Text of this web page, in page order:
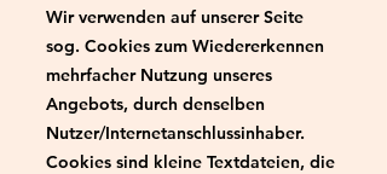
Wir verwenden auf unserer Seite
sog. Cookies zum Wiedererkennen
mehrfacher Nutzung unseres
Angebots, durch denselben
Nutzer/Internetanschlussinhaber.
Cookies sind kleine Textdateien, die